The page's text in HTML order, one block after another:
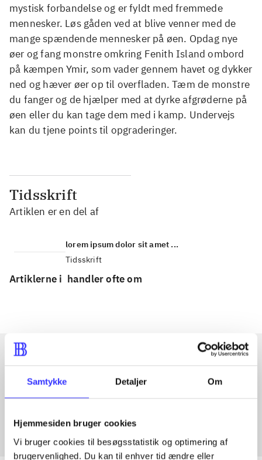
Samtykke Detaljer Om
Hjemmesiden bruger cookies
Vi bruger cookies til besøgsstatistik og optimering af
brugervenlighed. Du kan til enhver tid ændre eller
mystisk forbandelse og er fyldt med fremmede
mennesker. Løs gåden ved at blive venner med de
mange spændende mennesker på øen. Opdag nye
øer og fang monstre omkring Fenith Island ombord
på kæmpen Ymir, som vader gennem havet og dykker
ned og hæver øer op til overfladen. Tæm de monstre
du fanger og de hjælper med at dyrke afgrøderne på
øen eller du kan tage dem med i kamp. Undervejs
kan du tjene points til opgraderinger.
Tidsskrift
Artiklen er en del af
lorem ipsum dolor sit amet ...
Tidsskrift
Artiklerne i handler ofte om
Artikler med samme emner
Fra